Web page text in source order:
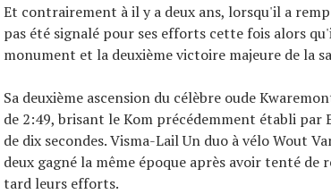
Et contrairement à il y a deux ans, lorsqu'il a
pas été signalé pour ses efforts cette fois alors
monument et la deuxième victoire majeure de la
Sa deuxième ascension du célèbre oude
de 2:49, brisant le Kom précédemment établi par
de dix secondes. Visma-Lail Un duo à vélo Wout
deux gagné la même époque après avoir tenté de
tard leurs efforts.